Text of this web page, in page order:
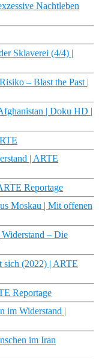
Nachtleben
Sklaverei (4/4) |
– Blast the Past |
| Doku HD |
| ARTE
Reportage
Moskau | Mit offenen
– Die
sich (2022) | ARTE
Reportage
im Widerstand |
im Iran